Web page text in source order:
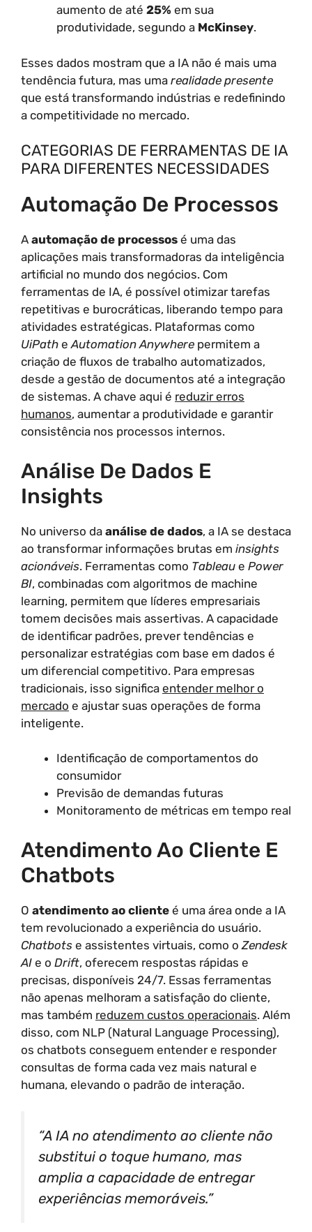
aumento de até 25% em sua
produtividade, segundo a McKinsey.
Esses dados mostram que a IA não é mais uma
tendência futura, mas uma realidade presente
que está transformando indústrias e redefinindo
a competitividade no mercado.
CATEGORIAS DE FERRAMENTAS DE IA
PARA DIFERENTES NECESSIDADES
Automação De Processos
A automação de processos é uma das
aplicações mais transformadoras da inteligência
artificial no mundo dos negócios. Com
ferramentas de IA, é possível otimizar tarefas
repetitivas e burocráticas, liberando tempo para
atividades estratégicas. Plataformas como
UiPath eAutomation Anywhere permitem a
criação de fluxos de trabalho automatizados,
desde a gestão de documentos até a integração
de sistemas. A chave aqui é reduzir erros
humanos, aumentar a produtividade e garantir
consistência nos processos internos.
Análise De Dados E
Insights
No universo da análise de dados, a IA se destaca
ao transformar informações brutas em insights
acionáveis. Ferramentas como Tableau e Power
BI, combinadas com algoritmos de machine
learning, permitem que líderes empresariais
tomem decisões mais assertivas. A capacidade
de identificar padrões, prever tendências e
personalizar estratégias com base em dados é
um diferencial competitivo. Para empresas
tradicionais, isso significa entender melhor o
mercado e ajustar suas operações de forma
inteligente.
Identificação de comportamentos do
consumidor
Previsão de demandas futuras
Monitoramento de métricas em tempo real
Atendimento Ao Cliente E
Chatbots
O atendimento ao cliente é uma área onde a IA
tem revolucionado a experiência do usuário.
Chatbots e assistentes virtuais, como o Zendesk
AI e o Drift, oferecem respostas rápidas e
precisas, disponíveis 24/7. Essas ferramentas
não apenas melhoram a satisfação do cliente,
mas também reduzem custos operacionais. Além
disso, com NLP (Natural Language Processing),
os chatbots conseguem entender e responder
consultas de forma cada vez mais natural e
humana, elevando o padrão de interação.
“A IA no atendimento ao cliente não
substitui o toque humano, mas
amplia a capacidade de entregar
experiências memoráveis.”